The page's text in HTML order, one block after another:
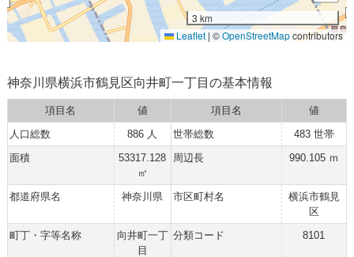
3 km
Leaflet | ©OpenStreetMapcontributors
神奈川県横浜市鶴見区向井町一丁目の基本情報
項目名 値 項目名
値
人口総数
886 人 世帯総数
483 世帯
面積
53317.128
㎡
周辺長 990.105 ｍ
都道府県名 神奈川県 市区町村名
横浜市鶴見
区
町丁・字等名称
向井町一丁
目
分類コード 8101